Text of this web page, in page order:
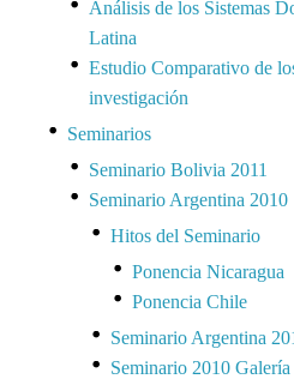
Análisis de los Sistemas
Latina
Estudio Comparativo de
investigación
Seminarios
Seminario Bolivia 2011
Seminario Argentina 2010
Hitos del Seminario
Ponencia Nicaragua
Ponencia Chile
Seminario Argentina
Seminario 2010 Galería